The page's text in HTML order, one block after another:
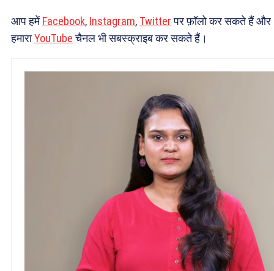
आप हमेंFacebook, Instagram, Twitterपर फ़ॉलो कर सकते हैं और
हमाराYouTubeचैनल भी सबस्क्राइब कर सकते हैं।